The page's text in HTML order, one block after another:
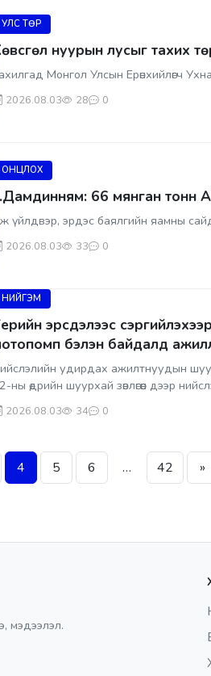
УЛС ТӨР
нуурын лусыг тахих
Монгол Улсын Ерөнхийлөгч
2026.08.03 28 0
ОНЦЛОХ
66 мянган тонн
үйлдвэр, эрдэс баялгийн яамны
2026.08.03 33 0
НИЙГЭМ
эрсдэлээс
бэлэн байдалд
удирдах ажилтнуудын
ны өдрийн шуурхай зөвлөгөөн дээр
2026.08.03 34 0
4 5 6 … 42 »
мэдээлэл.